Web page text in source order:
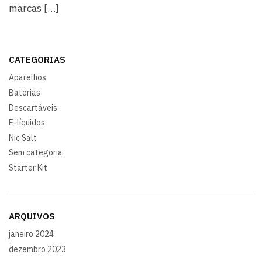
marcas […]
CATEGORIAS
Aparelhos
Baterias
Descartáveis
E-líquidos
Nic Salt
Sem categoria
Starter Kit
ARQUIVOS
janeiro 2024
dezembro 2023